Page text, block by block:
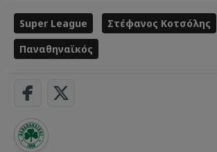
Super League
Στέφανος Κοτσόλης
Παναθηναϊκός